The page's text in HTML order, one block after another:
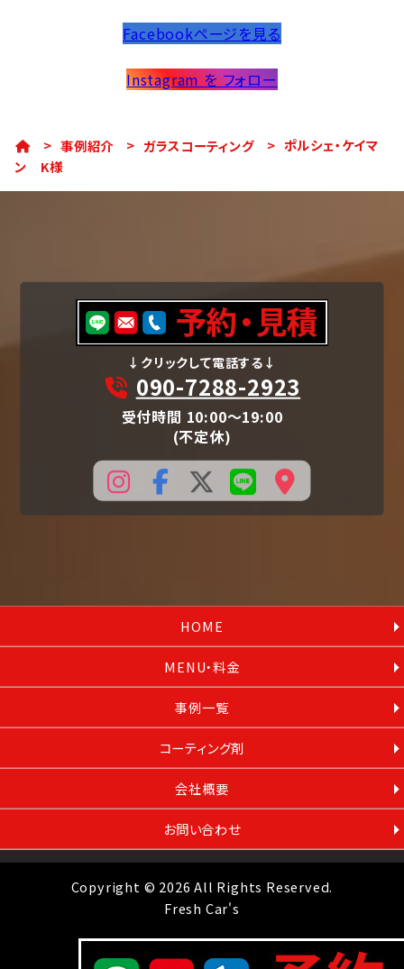
Facebookページを見る
Instagram を フォロー
> 事例紹介 > ガラスコーティング > ポルシェ・ケイマ
ン K様
↓クリックして電話する↓
090-7288-2923
受付時間 10:00〜19:00
(不定休)
HOME
MENU・料金
事例一覧
コーティング剤
会社概要
お問い合わせ
Copyright © 2026 All Rights Reserved.
Fresh Car's